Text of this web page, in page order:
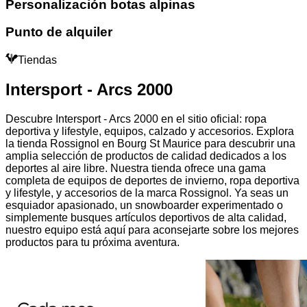
Personalización botas alpinas
Punto de alquiler
Tiendas
Intersport - Arcs 2000
Descubre Intersport - Arcs 2000 en el sitio oficial: ropa
deportiva y lifestyle, equipos, calzado y accesorios. Explora
la tienda Rossignol en Bourg St Maurice para descubrir una
amplia selección de productos de calidad dedicados a los
deportes al aire libre. Nuestra tienda ofrece una gama
completa de equipos de deportes de invierno, ropa deportiva
y lifestyle, y accesorios de la marca Rossignol. Ya seas un
esquiador apasionado, un snowboarder experimentado o
simplemente busques artículos deportivos de alta calidad,
nuestro equipo está aquí para aconsejarte sobre los mejores
productos para tu próxima aventura.